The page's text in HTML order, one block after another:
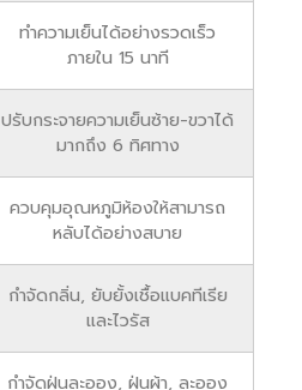
ทำความเย็นได้อย่างรวดเร็ว
ภายใน 15 นาที
ปรับกระจายความเย็นซ้าย-ขวาได้
มากถึง 6 ทิศทาง
ควบคุมอุณหภูมิห้องให้สามารถ
หลับได้อย่างสบาย
กำจัดกลิ่น, ยับยั้งเชื้อแบคทีเรีย
และไวรัส
กำจัดฝุ่นละออง, ฝุ่นผ้า, ละออง